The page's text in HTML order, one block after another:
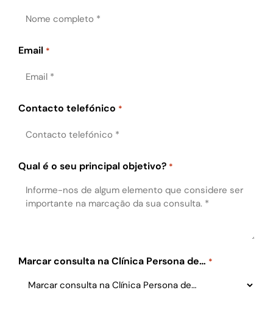
Email *
Contacto telefónico *
Qual é o seu principal objetivo? *
Marcar consulta na Clínica Persona de… *